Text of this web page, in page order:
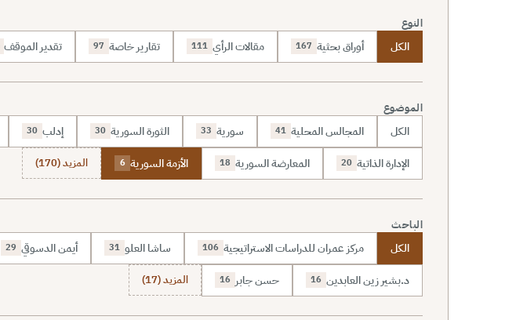
النوع
الكل أوراق بحثية 167 مقالات الرأي 111 تقارير خاصة 97 تقدير الموقف
الموضوع
الكل المجالس المحلية 41 سورية 33 الثورة السورية 30 إدلب 30
الإدارة الذاتية 20 المعارضة السورية 18 الأزمة السورية 6 المزيد (170)
الباحث
الكل مركز عمران للدراسات الاستراتيجية 106 ساشا العلو 31 أيمن الدسوقي 29
د.بشير زين العابدين 16 حسن جابر 16 المزيد (17)